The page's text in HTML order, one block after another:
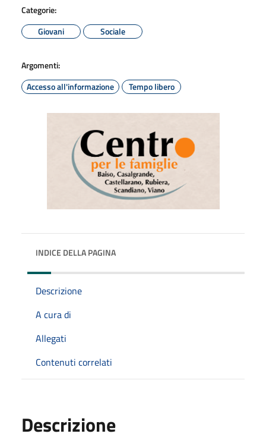
Categorie:
Giovani
Sociale
Argomenti:
Accesso all'informazione
Tempo libero
INDICE DELLA PAGINA
Descrizione
A cura di
Allegati
Contenuti correlati
Descrizione